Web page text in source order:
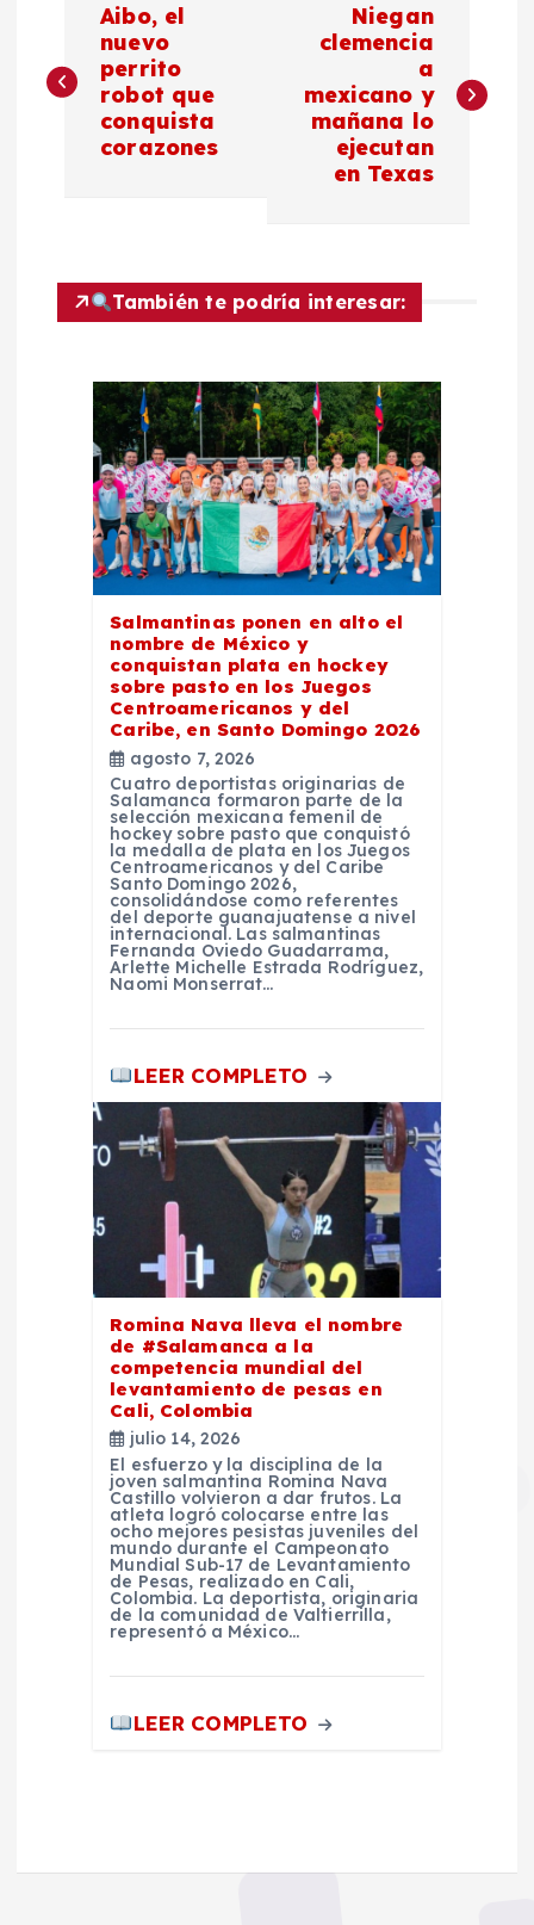
a
v
a
Aibo, el
nuevo
perrito
robot que
conquista
corazones
Niegan
clemencia
a
mexicano y
mañana lo
ejecutan
en Texas
También te podría interesar:
Salmantinas ponen en alto el
nombre de México y
conquistan plata en hockey
sobre pasto en los Juegos
Centroamericanos y del
Caribe, en Santo Domingo 2026
agosto 7, 2026
Cuatro deportistas originarias de
Salamanca formaron parte de la
selección mexicana femenil de
hockey sobre pasto que conquistó
la medalla de plata en los Juegos
Centroamericanos y del Caribe
Santo Domingo 2026,
consolidándose como referentes
del deporte guanajuatense a nivel
internacional. Las salmantinas
Fernanda Oviedo Guadarrama,
Arlette Michelle Estrada Rodríguez,
Naomi Monserrat…
LEER COMPLETO
Romina Nava lleva el nombre
de #Salamanca a la
competencia mundial del
levantamiento de pesas en
Cali, Colombia
julio 14, 2026
El esfuerzo y la disciplina de la
joven salmantina Romina Nava
Castillo volvieron a dar frutos. La
atleta logró colocarse entre las
ocho mejores pesistas juveniles del
mundo durante el Campeonato
Mundial Sub-17 de Levantamiento
de Pesas, realizado en Cali,
Colombia. La deportista, originaria
de la comunidad de Valtierrilla,
representó a México…
LEER COMPLETO